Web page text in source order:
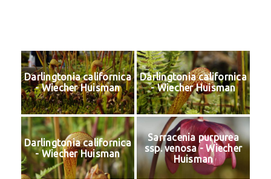
Darlingtonia californica
- Wiecher Huisman
Darlingtonia californica
- Wiecher Huisman
Darlingtonia californica
- Wiecher Huisman
Sarracenia purpurea
ssp. venosa - Wiecher
Huisman